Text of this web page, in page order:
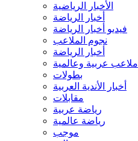
الأخبار الرياضية
أخبار الرياضة
فيديو أخبار الرياضة
نجوم الملاعب
أخبار الرياضة
ملاعب عربية وعالمية
بطولات
أخبار الأندية العربية
مقابلات
رياضة عربية
رياضة عالمية
موجب